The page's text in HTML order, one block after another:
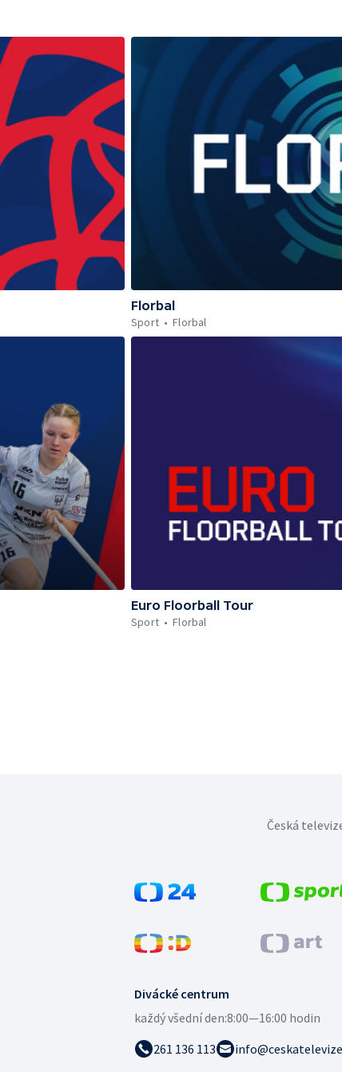
Florbal
Sport
Florbal
Euro Floorball Tour
Sport
Florbal
Divácké centrum
každý všední den:8:00—16:00 hodin
261 136 113
Česká